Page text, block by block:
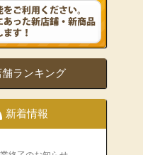
舗ランキング
新着情報